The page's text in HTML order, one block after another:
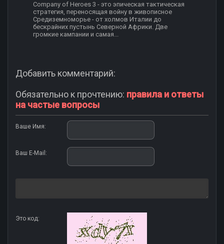
Company of Heroes 3 - это эпическая тактическая
стратегия, переносящая войну в живописное
Средиземноморье - от холмов Италии до
бескрайних пустынь Северной Африки. Две
громкие кампании и самая...
Добавить комментарий:
Обязательно к прочтению: правила и ответы
на частые вопросы
Ваше Имя:
Ваш E-Mail:
Это код: